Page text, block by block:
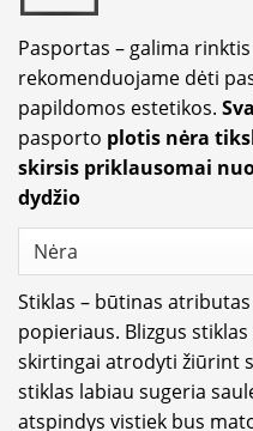
Pasportas – galima
rekomenduojame dėti
papildomos estetikos.
pasporto plotis nėra
skirsis priklausomai
dydžio
Stiklas – būtinas
popieriaus. Blizgus
skirtingai atrodyti žiūrint
stiklas labiau sugeria
atspindys vistiek bus